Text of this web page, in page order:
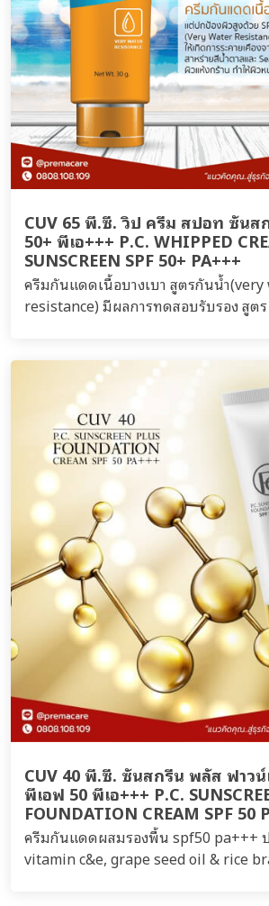
CUV 65 พี.ซี. วิป ครีม สปอท ซันส
50+ พีเอ+++ P.C. WHIPPED
SUNSCREEN SPF 50+ PA+++
ครีมกันแดดเนื้อบางเบา สูตรกันน้ำ
resistance) มีผลการทดสอบรับรอง สูต
CUV 40 พี.ซี. ซันสกรีน พลัส ฟาวน์
พีเอฟ 50 พีเอ+++ P.C.
FOUNDATION CREAM SPF 50
ครีมกันแดดผสมรองพื้น spf50 pa+++
vitamin c&e, grape seed oil & rice